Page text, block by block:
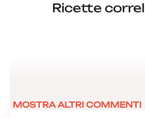
Ricette
MOSTRA ALTRI COMMENTI